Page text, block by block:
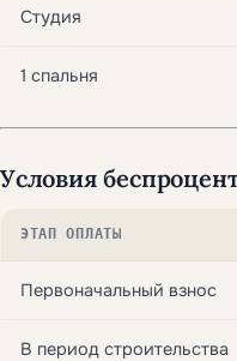
Студия
1 спальня
Условия
ЭТАП ОПЛАТЫ
Первоначальный взнос
В период строительства